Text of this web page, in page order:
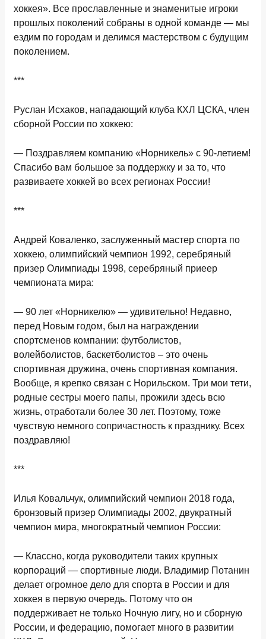
хоккея». Все прославленные и знаменитые игроки
прошлых поколений собраны в одной команде — мы
ездим по городам и делимся мастерством с будущим
поколением.
***
Руслан Исхаков, нападающий клуба КХЛ ЦСКА, член
сборной России по хоккею:
— Поздравляем компанию «Норникель» с 90-летием!
Спасибо вам большое за поддержку и за то, что
развиваете хоккей во всех регионах России!
***
Андрей Коваленко, заслуженный мастер спорта по
хоккею, олимпийский чемпион 1992, серебряный
призер Олимпиады 1998, серебряный приеер
чемпионата мира:
— 90 лет «Норникелю» — удивительно! Недавно,
перед Новым годом, был на награждении
спортсменов компании: футболистов,
волейболистов, баскетболистов – это очень
спортивная дружина, очень спортивная компания.
Вообще, я крепко связан с Норильском. Три мои тети,
родные сестры моего папы, прожили здесь всю
жизнь, отработали более 30 лет. Поэтому, тоже
чувствую немного сопричастность к празднику. Всех
поздравляю!
***
Илья Ковальчук, олимпийский чемпион 2018 года,
бронзовый призер Олимпиады 2002, двукратный
чемпион мира, многократный чемпион России:
— Классно, когда руководители таких крупных
корпораций — спортивные люди. Владимир Потанин
делает огромное дело для спорта в России и для
хоккея в первую очередь. Потому что он
поддерживает не только Ночную лигу, но и сборную
России, и федерацию, помогает много в развитии